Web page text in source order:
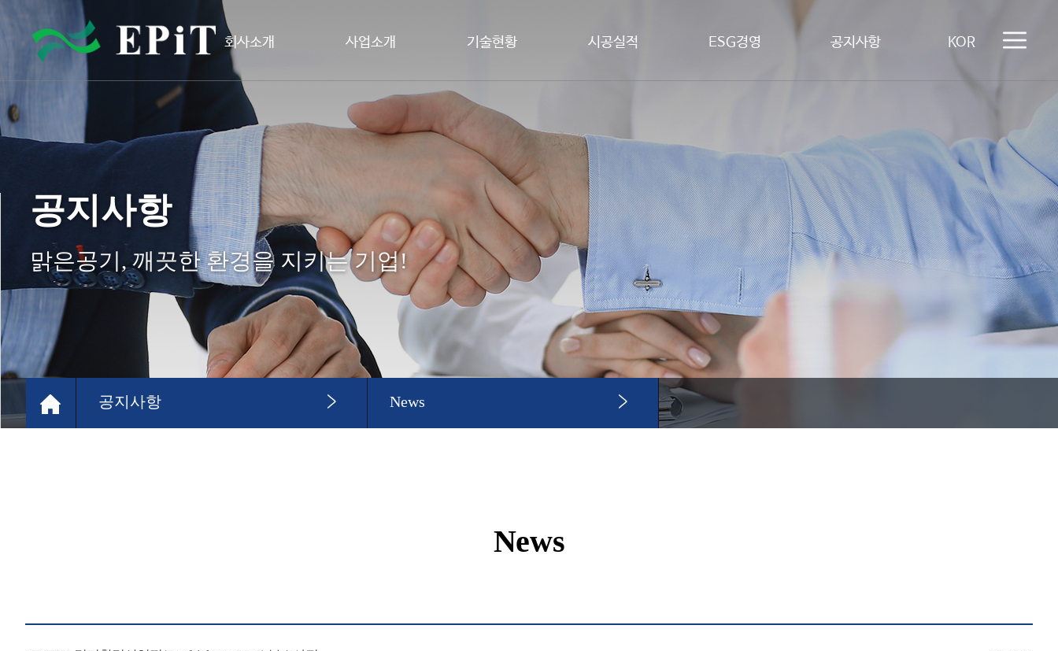
회사소개 사업소개 기술현황 시공실적 ESG경영 공지사항 KOR
공지사항
맑은공기, 깨끗한 환경을 지키는 기업!
공지사항 News
News